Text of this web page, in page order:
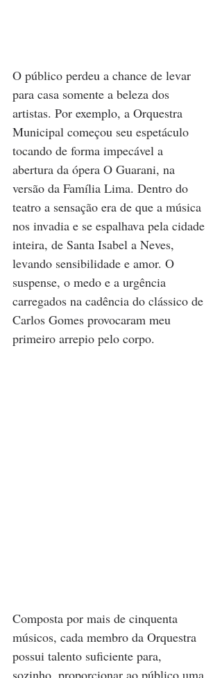
O público perdeu a chance de levar
para casa somente a beleza dos
artistas. Por exemplo, a Orquestra
Municipal começou seu espetáculo
tocando de forma impecável a
abertura da ópera O Guarani, na
versão da Família Lima. Dentro do
teatro a sensação era de que a música
nos invadia e se espalhava pela cidade
inteira, de Santa Isabel a Neves,
levando sensibilidade e amor. O
suspense, o medo e a urgência
carregados na cadência do clássico de
Carlos Gomes provocaram meu
primeiro arrepio pelo corpo.
Composta por mais de cinquenta
músicos, cada membro da Orquestra
possui talento suficiente para,
sozinho, proporcionar ao público uma